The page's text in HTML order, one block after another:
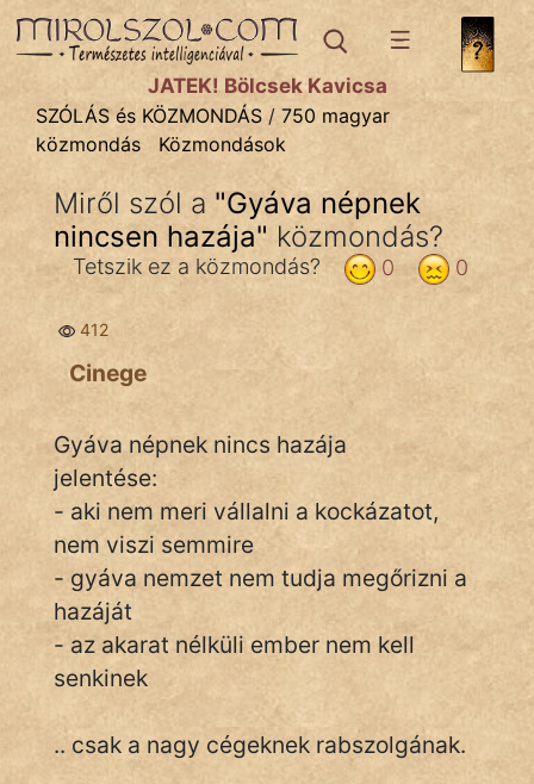
SZÓLÁS ÉS KÖZMONDÁStémák:
Bibliai
Kifejezések
Közmondások
Rímelő
Szóláscsoportok
Szólások
Tréfás
IRODALOM
SZÓLÁS
JÁTÉK! Bölcsek Kavicsa
SZÓLÁS és KÖZMONDÁS / 750 magyar
közmondás
Közmondások
Miről szól a "Gyáva népnek
nincsen hazája" közmondás?
0
0
Tetszik ez a közmondás?
412
Cinege
Gyáva népnek nincs hazája
jelentése:
- aki nem meri vállalni a kockázatot,
nem viszi semmire
- gyáva nemzet nem tudja megőrizni a
hazáját
- az akarat nélküli ember nem kell
senkinek
.. csak a nagy cégeknek rabszolgának.